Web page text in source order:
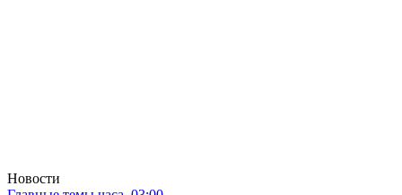
Новости